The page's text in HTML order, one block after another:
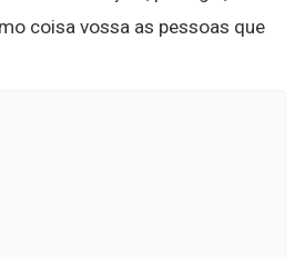
coisa vossa as pessoas que